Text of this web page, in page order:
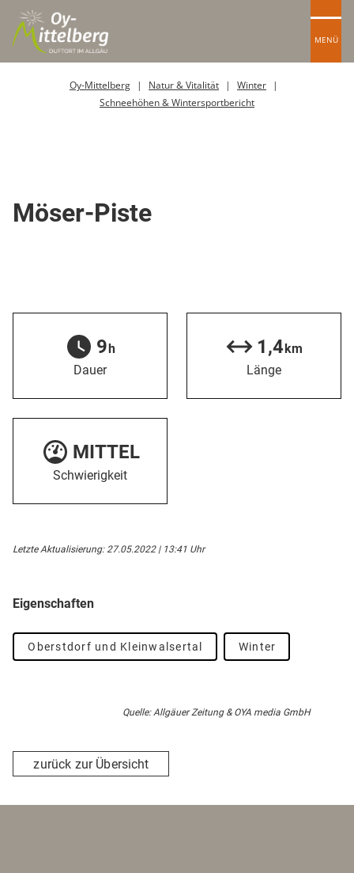
MENÜ
Oy-Mittelberg Natur & Vitalität
Winter
Schneehöhen & Wintersportbericht
Möser-Piste
9h
Dauer
1,4km
Länge
MITTEL
Schwierigkeit
Letzte Aktualisierung: 27.05.2022 | 13:41 Uhr
Eigenschaften
Oberstdorf und Kleinwalsertal Winter
Quelle: Allgäuer Zeitung & OYA media GmbH
zurück zur Übersicht